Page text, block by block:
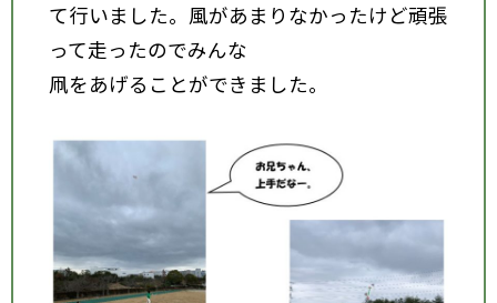
て行いました。風があまりなかったけど頑張
って走ったのでみんな
凧をあげることができました。